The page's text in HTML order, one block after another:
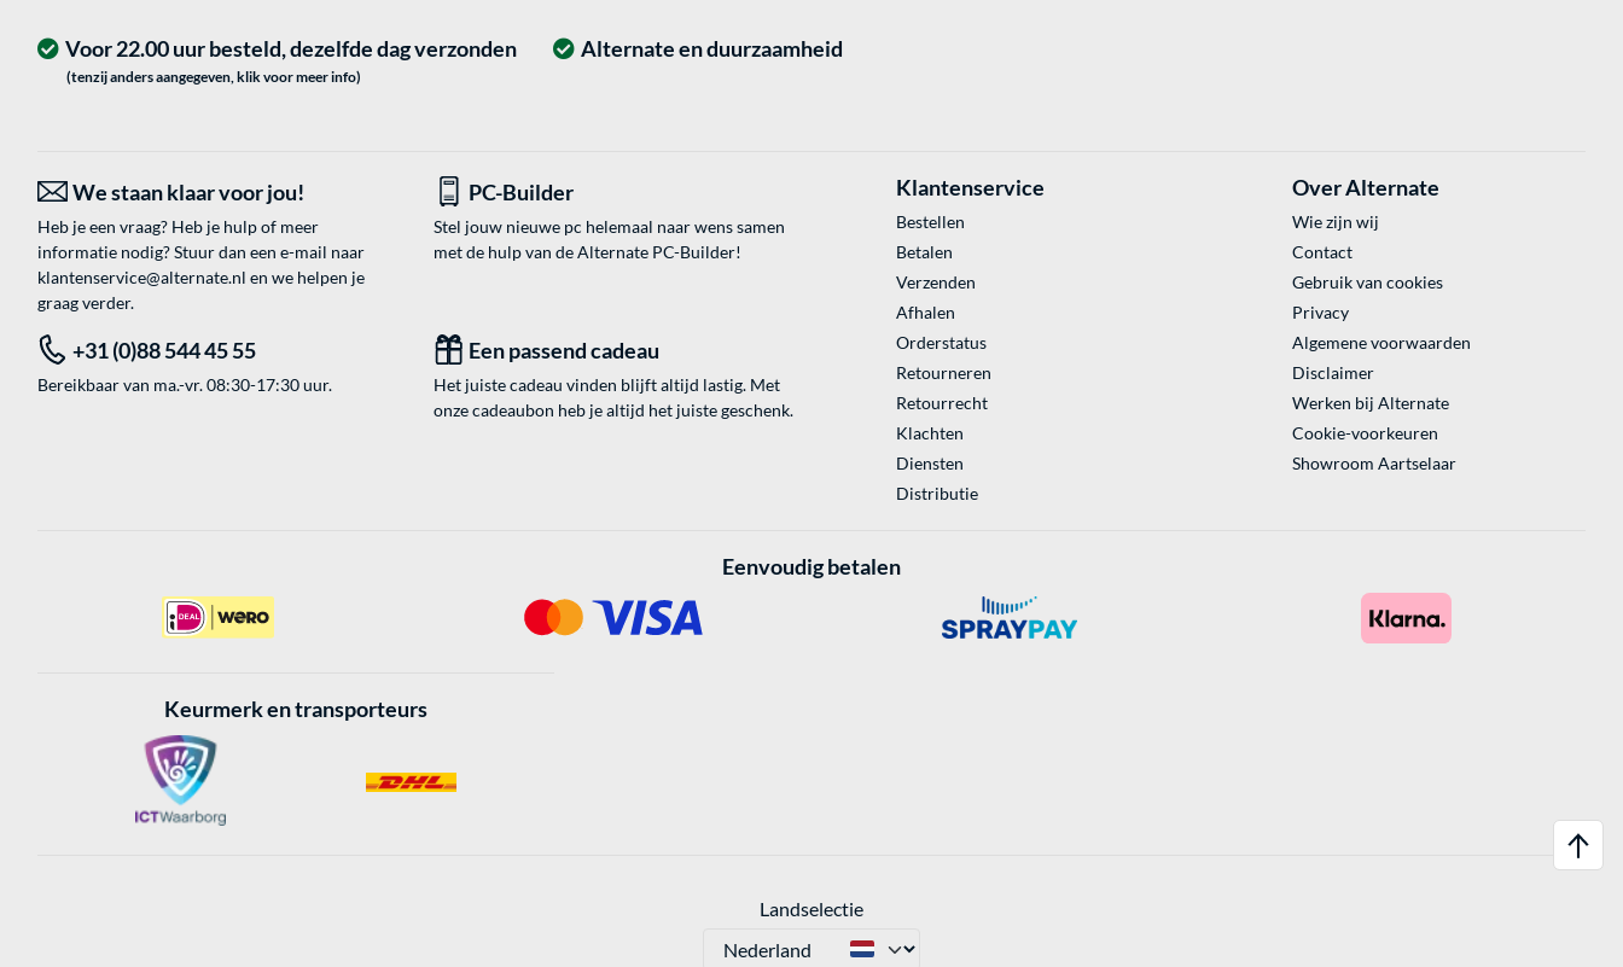
Alternate en duurzaamheid
Voor 22.00 uur besteld, dezelfde dag verzonden
(tenzij anders aangegeven, klik voor meer info)
We staan klaar voor jou!
Heb je een vraag? Heb je hulp of meer
informatie nodig? Stuur dan een e-mail naar
klantenservice@alternate.nl en we helpen je
graag verder.
PC-Builder
Stel jouw nieuwe pc helemaal naar wens samen
met de hulp van de Alternate PC-Builder!
+31 (0)88 544 45 55
Bereikbaar van ma.-vr. 08:30-17:30 uur.
Een passend cadeau
Het juiste cadeau vinden blijft altijd lastig. Met
onze cadeaubon heb je altijd het juiste geschenk.
Klantenservice
Bestellen
Betalen
Verzenden
Afhalen
Orderstatus
Retourneren
Retourrecht
Klachten
Diensten
Distributie
Over Alternate
Wie zijn wij
Contact
Gebruik van cookies
Privacy
Algemene voorwaarden
Disclaimer
Werken bij Alternate
Cookie-voorkeuren
Showroom Aartselaar
Eenvoudig betalen
Keurmerk en transporteurs
Landselectie